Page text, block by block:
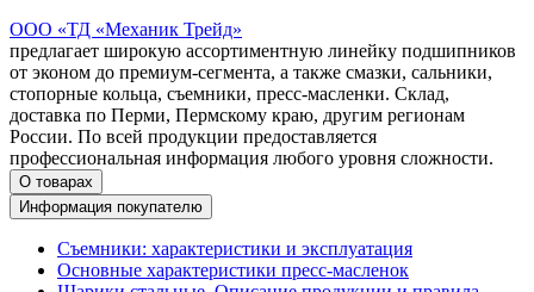
ООО «ТД «Механик Трейд»
предлагает широкую ассортиментную линейку подшипников
от эконом до премиум-сегмента, а также смазки, сальники,
стопорные кольца, съемники, пресс-масленки. Склад,
доставка по Перми, Пермскому краю, другим регионам
России. По всей продукции предоставляется
профессиональная информация любого уровня сложности.
О товарах
Информация покупателю
Съемники: характеристики и эксплуатация
Основные характеристики пресс‑масленок